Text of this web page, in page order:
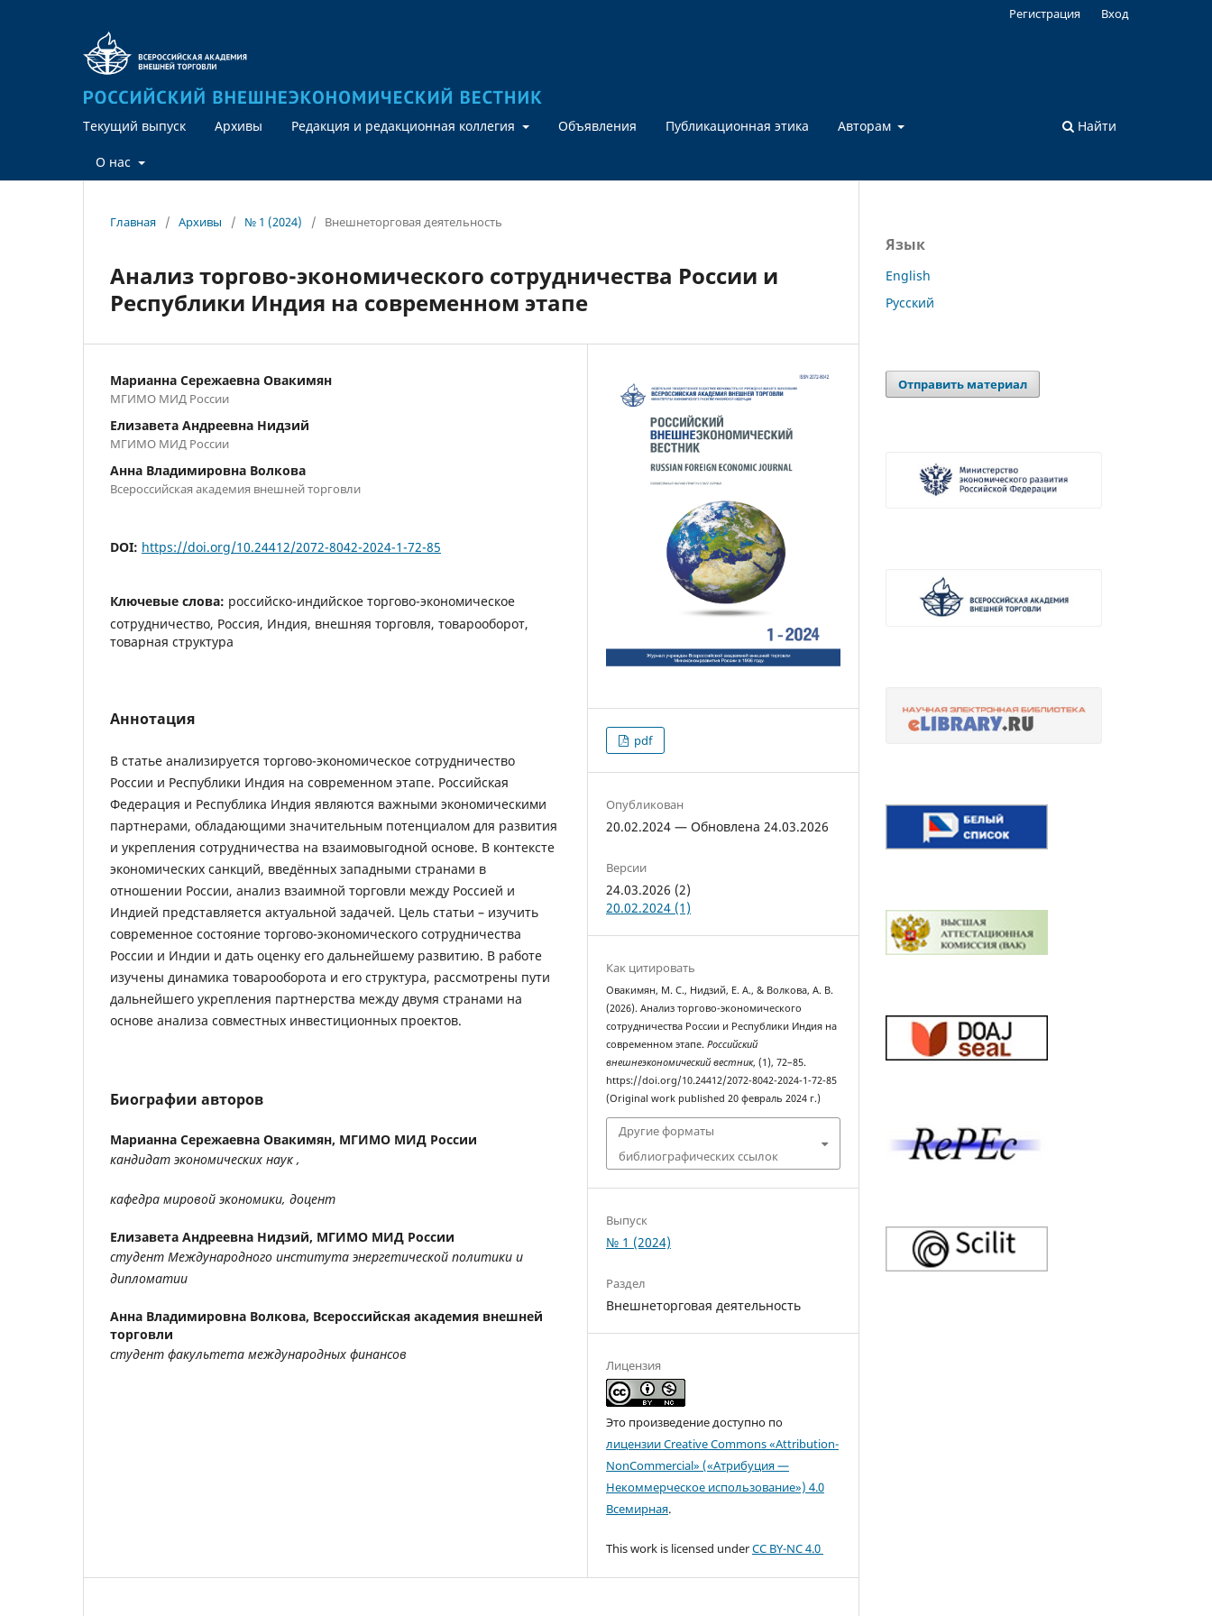
Текущий выпуск Архивы Редакция и редакционная коллегия Объявления Публикационная этика Авторам
О нас
Найти
Регистрация Вход
Главная / Архивы / № 1 (2024) / Внешнеторговая деятельность
Анализ торгово-экономического сотрудничества России и
Республики Индия на современном этапе
Марианна Сережаевна Овакимян
МГИМО МИД России
Елизавета Андреевна Нидзий
МГИМО МИД России
Анна Владимировна Волкова
Всероссийская академия внешней торговли
DOI: https://doi.org/10.24412/2072-8042-2024-1-72-85
Ключевые слова: российско-индийское торгово-экономическое
сотрудничество, Россия, Индия, внешняя торговля, товарооборот,
товарная структура
Аннотация
В статье анализируется торгово-экономическое сотрудничество
России и Республики Индия на современном этапе. Российская
Федерация и Республика Индия являются важными экономическими
партнерами, обладающими значительным потенциалом для развития
и укрепления сотрудничества на взаимовыгодной основе. В контексте
экономических санкций, введённых западными странами в
отношении России, анализ взаимной торговли между Россией и
Индией представляется актуальной задачей. Цель статьи – изучить
современное состояние торгово-экономического сотрудничества
России и Индии и дать оценку его дальнейшему развитию. В работе
изучены динамика товарооборота и его структура, рассмотрены пути
дальнейшего укрепления партнерства между двумя странами на
основе анализа совместных инвестиционных проектов.
Биографии авторов
Марианна Сережаевна Овакимян, МГИМО МИД России
кандидат экономических наук ,
кафедра мировой экономики, доцент
Елизавета Андреевна Нидзий, МГИМО МИД России
студент Международного института энергетической политики и
дипломатии
Анна Владимировна Волкова, Всероссийская академия внешней
торговли
студент факультета международных финансов
pdf
Опубликован
20.02.2024 — Обновлена 24.03.2026
Версии
24.03.2026 (2)
20.02.2024 (1)
Как цитировать
Овакимян, М. С., Нидзий, Е. А., & Волкова, А. В.
(2026). Анализ торгово-экономического
сотрудничества России и Республики Индия на
современном этапе.Российский
внешнеэкономический вестник, (1), 72–85.
https://doi.org/10.24412/2072-8042-2024-1-72-85
(Original work published 20 февраль 2024 г.)
Другие форматы
библиографических ссылок
Выпуск
№ 1 (2024)
Раздел
Внешнеторговая деятельность
Лицензия
Это произведение доступно по
лицензии Creative Commons «Attribution-
NonCommercial» («Атрибуция —
Некоммерческое использование») 4.0
Всемирная.
This work is licensed underCC BY-NC 4.0
Язык
English
Русский
Отправить материал